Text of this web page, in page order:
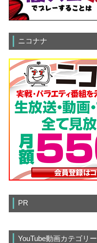
ニコナナ
PR
YouTube動画カテゴリー